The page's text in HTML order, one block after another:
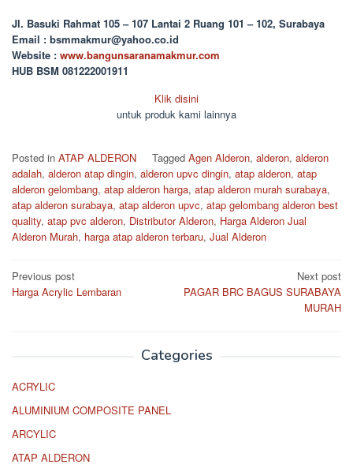
Jl. Basuki Rahmat 105 – 107 Lantai 2 Ruang 101 – 102, Surabaya
Email : bsmmakmur@yahoo.co.id
Website : www.bangunsaranamakmur.com
HUB BSM 081222001911
Klik disini
untuk produk kami lainnya
Posted in ATAP ALDERON Tagged Agen Alderon, alderon, alderon
adalah, alderon atap dingin, alderon upvc dingin, atap alderon, atap
alderon gelombang, atap alderon harga, atap alderon murah surabaya,
atap alderon surabaya, atap alderon upvc, atap gelombang alderon best
quality, atap pvc alderon, Distributor Alderon, Harga Alderon Jual
Alderon Murah, harga atap alderon terbaru, Jual Alderon
Post
navigation
Previous post
Harga Acrylic Lembaran
Next post
PAGAR BRC BAGUS SURABAYA
MURAH
Categories
ACRYLIC
ALUMINIUM COMPOSITE PANEL
ARCYLIC
ATAP ALDERON